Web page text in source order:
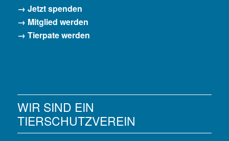
→ Jetzt spenden
→ Mitglied werden
→ Tierpate werden
WIR SIND EIN
TIERSCHUTZVEREIN